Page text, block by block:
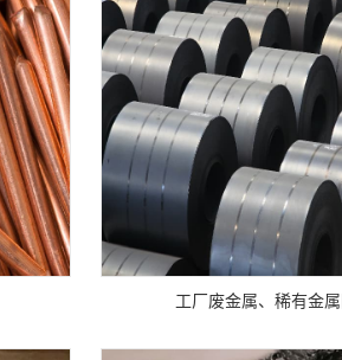
工厂废金属、稀有金